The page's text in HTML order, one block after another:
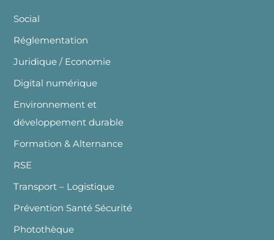
Social
Réglementation
Juridique / Economie
Digital numérique
Environnement et
développement durable
Formation & Alternance
RSE
Transport – Logistique
Prévention Santé Sécurité
Photothèque